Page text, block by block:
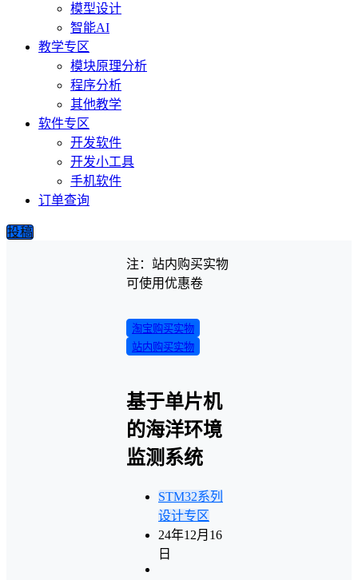
模型设计
智能AI
教学专区
模块原理分析
程序分析
其他教学
软件专区
开发软件
开发小工具
手机软件
订单查询
投稿
注：站内购买实物
可使用优惠卷
淘宝购买实物
站内购买实物
基于单片机
的海洋环境
监测系统
STM32系列
设计专区
24年12月16
日